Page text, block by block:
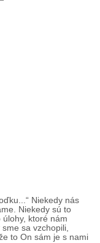
Niekedy nás
Niekedy sú to
ktoré nám
sa vzchopili,
to On sám je s nami